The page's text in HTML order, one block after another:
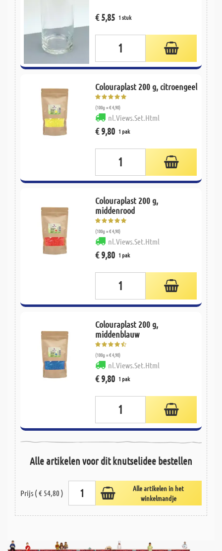
€ 5,85 1 stuk
Colouraplast 200 g, citroengeel
(100g = € 4,90)
nl.Views.Set.Html
€ 9,80 1 pak
Colouraplast 200 g,
middenrood
(100g = € 4,90)
nl.Views.Set.Html
€ 9,80 1 pak
Colouraplast 200 g,
middenblauw
(100g = € 4,90)
nl.Views.Set.Html
€ 9,80 1 pak
Alle artikelen voor dit knutselidee bestellen
Prijs ( € 54,80 )
Alle artikelen in het
winkelmandje